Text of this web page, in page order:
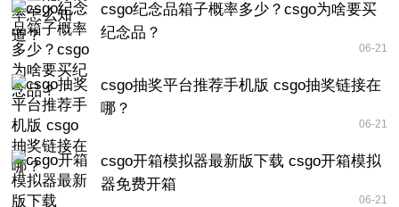
csgo纪念品箱子概率多少？csgo为啥要买
纪念品？
06-21
csgo抽奖平台推荐手机版 csgo抽奖链接在
哪？
06-21
csgo开箱模拟器最新版下载 csgo开箱模拟
器免费开箱
06-21